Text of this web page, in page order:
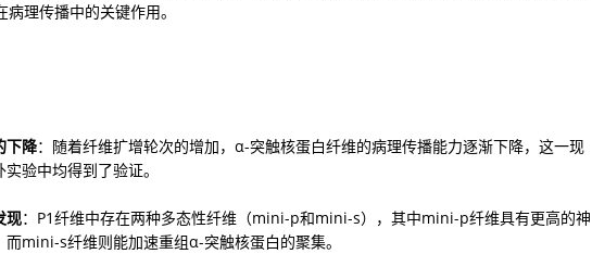
理传播中的关键作用。
下降：随着纤维扩增轮次的增加，α-突触核蛋白纤维的病理传播能力逐渐下降，这一现
验中均得到了验证。
现：P1纤维中存在两种多态性纤维（mini-p和mini-s），其中mini-p纤维具有更高的神
而mini-s纤维则能加速重组α-突触核蛋白的聚集。